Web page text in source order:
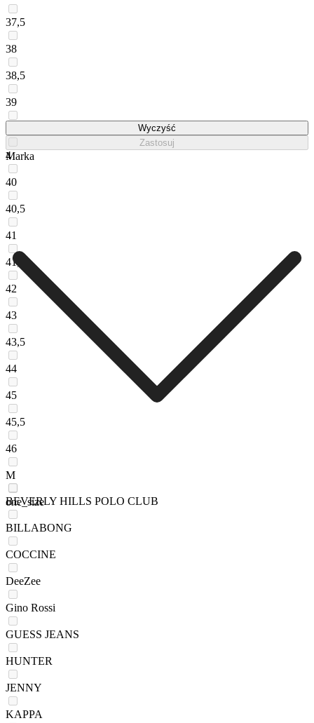
37,5
38
38,5
39
4
40
40,5
41
41,5
42
43
43,5
44
45
45,5
46
M
one_size
Wyczyść
Zastosuj
Marka
BEVERLY HILLS POLO CLUB
BILLABONG
COCCINE
DeeZee
Gino Rossi
GUESS JEANS
HUNTER
JENNY
KAPPA